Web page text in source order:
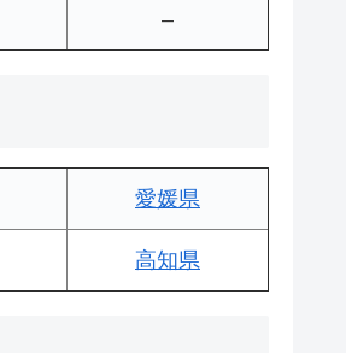
–
愛媛県
高知県